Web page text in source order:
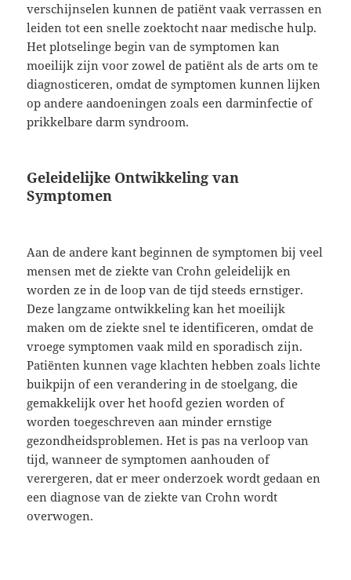
verschijnselen kunnen de patiënt vaak verrassen en
leiden tot een snelle zoektocht naar medische hulp.
Het plotselinge begin van de symptomen kan
moeilijk zijn voor zowel de patiënt als de arts om te
diagnosticeren, omdat de symptomen kunnen lijken
op andere aandoeningen zoals een darminfectie of
prikkelbare darm syndroom.
Geleidelijke Ontwikkeling van
Symptomen
Aan de andere kant beginnen de symptomen bij veel
mensen met de ziekte van Crohn geleidelijk en
worden ze in de loop van de tijd steeds ernstiger.
Deze langzame ontwikkeling kan het moeilijk
maken om de ziekte snel te identificeren, omdat de
vroege symptomen vaak mild en sporadisch zijn.
Patiënten kunnen vage klachten hebben zoals lichte
buikpijn of een verandering in de stoelgang, die
gemakkelijk over het hoofd gezien worden of
worden toegeschreven aan minder ernstige
gezondheidsproblemen. Het is pas na verloop van
tijd, wanneer de symptomen aanhouden of
verergeren, dat er meer onderzoek wordt gedaan en
een diagnose van de ziekte van Crohn wordt
overwogen.